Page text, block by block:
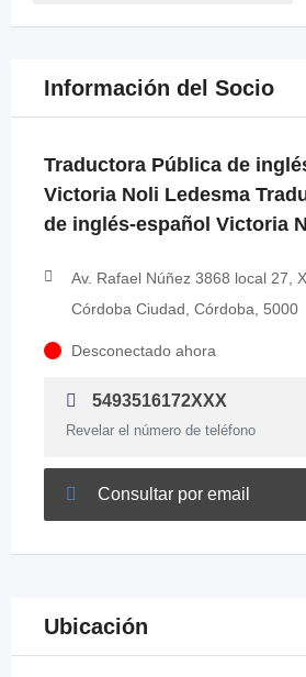
Información del Socio
Traductora Pública de
Victoria Noli Ledesma
de inglés-español Victoria
Av. Rafael Núñez 3868 local 27,
Córdoba Ciudad, Córdoba, 5000
Desconectado ahora
5493516172XXX
Revelar el número de teléfono
Consultar por email
Ubicación